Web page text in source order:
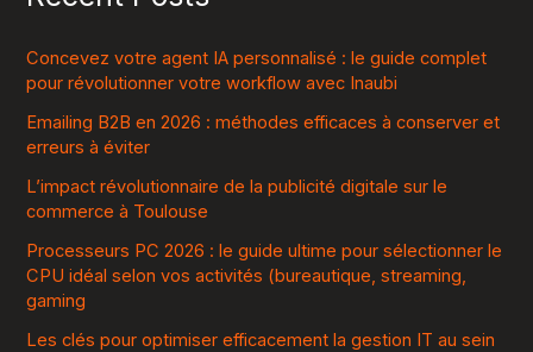
Concevez votre agent IA personnalisé : le guide complet
pour révolutionner votre workflow avec Inaubi
Emailing B2B en 2026 : méthodes efficaces à conserver et
erreurs à éviter
L’impact révolutionnaire de la publicité digitale sur le
commerce à Toulouse
Processeurs PC 2026 : le guide ultime pour sélectionner le
CPU idéal selon vos activités (bureautique, streaming,
gaming
Les clés pour optimiser efficacement la gestion IT au sein